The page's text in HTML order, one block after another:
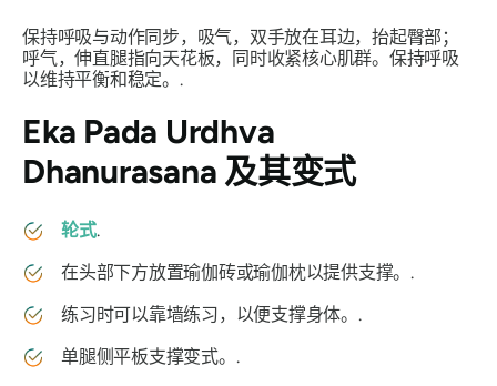
保持呼吸与动作同步，吸气，双手放在耳边，抬起臀部；
呼气，伸直腿指向天花板，同时收紧核心肌群。保持呼吸
以维持平衡和稳定。.
Eka Pada Urdhva
Dhanurasana 及其变式
轮式.
在头部下方放置瑜伽砖或瑜伽枕以提供支撑。.
练习时可以靠墙练习，以便支撑身体。.
单腿侧平板支撑变式。.